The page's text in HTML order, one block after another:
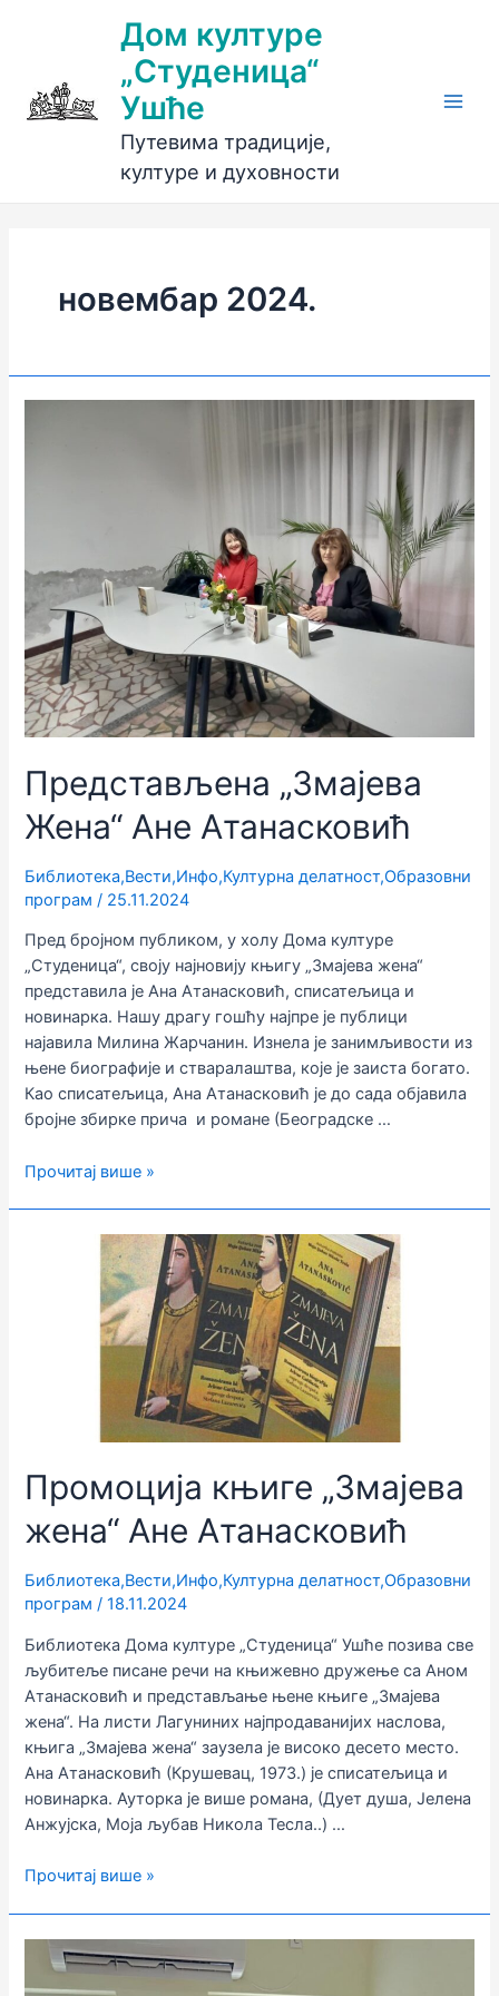
Дом културе
„Студеница“
Ушће
Путевима традиције,
културе и духовности
новембар 2024.
Представљена „Змајева
Жена“ Ане Атанасковић
Библиотека,Вести,Инфо,Културна делатност,Образовни
програм / 25.11.2024
Пред бројном публиком, у холу Дома културе
„Студеница“, своју најновију књигу „Змајева жена“
представила је Ана Атанасковић, списатељица и
новинарка. Нашу драгу гошћу најпре је публици
најавила Милина Жарчанин. Изнела је занимљивости из
њене биографије и стваралаштва, које је заиста богато.
Као списатељица, Ана Атанасковић је до сада објавила
бројне збирке прича и романе (Београдске …
Представљена
Атанасковић
Прочитај више »
Промоција књиге „Змајева
жена“ Ане Атанасковић
Библиотека,Вести,Инфо,Културна делатност,Образовни
програм /18.11.2024
Библиотека Дома културе „Студеница“ Ушће позива све
љубитеље писане речи на књижевно дружење са Аном
Атанасковић и представљање њене књиге „Змајева
жена“. На листи Лагуниних најпродаванијих наслова,
књига „Змајева жена“ заузела је високо десето место.
Ана Атанасковић (Крушевац, 1973.) је списатељица и
новинарка. Ауторка је више романа, (Дует душа, Јелена
Анжујска, Моја љубав Никола Тесла..) …
Промоција
жена“
Прочитај више »